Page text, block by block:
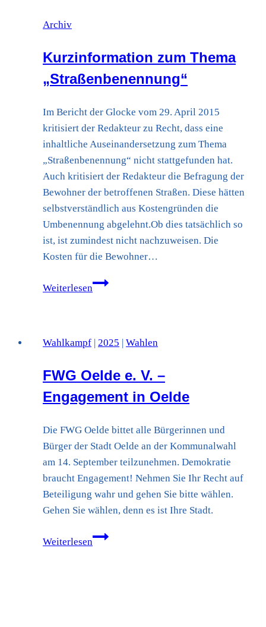
Archiv
Kurzinformation zum Thema
„Straßenbenennung“
Im Bericht der Glocke vom 29. April 2015
kritisiert der Redakteur zu Recht, dass eine
inhaltliche Auseinandersetzung zum Thema
„Straßenbenennung“ nicht stattgefunden hat.
Auch kritisiert der Redakteur die Befragung der
Bewohner der betroffenen Straßen. Diese hätten
selbstverständlich aus Kostengründen die
Umbenennung abgelehnt.Ob dies tatsächlich so
ist, ist zumindest nicht nachzuweisen. Die
Kosten für die Bewohner…
Weiterlesen
Kurzinformation
Wahlkampf | 2025 | Wahlen
FWG Oelde e. V. –
Engagement in Oelde
Die FWG Oelde bittet alle Bürgerinnen und
Bürger der Stadt Oelde an der Kommunalwahl
am 14. September teilzunehmen. Demokratie
braucht Engagement! Nehmen Sie Ihr Recht auf
Beteiligung wahr und gehen Sie bitte wählen.
Gehen Sie wählen, denn es ist Ihre Stadt.
Weiterlesen
FWG